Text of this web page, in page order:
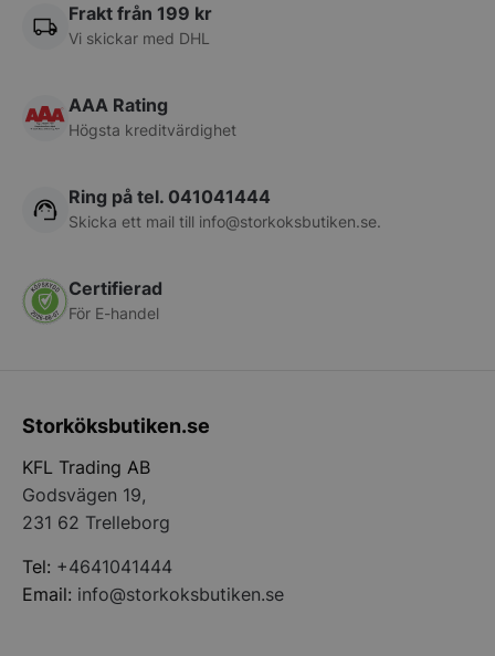
Frakt från 199 kr
Vi skickar med DHL
AAA Rating
Högsta kreditvärdighet
Ring på tel. 041041444
Skicka ett mail till info@storkoksbutiken.se.
Certifierad
För E-handel
Storköksbutiken.se
KFL Trading AB
Godsvägen 19,
231 62 Trelleborg
Tel: +4641041444
Email: info@storkoksbutiken.se
CookieScriptConsent
Privacy Policy